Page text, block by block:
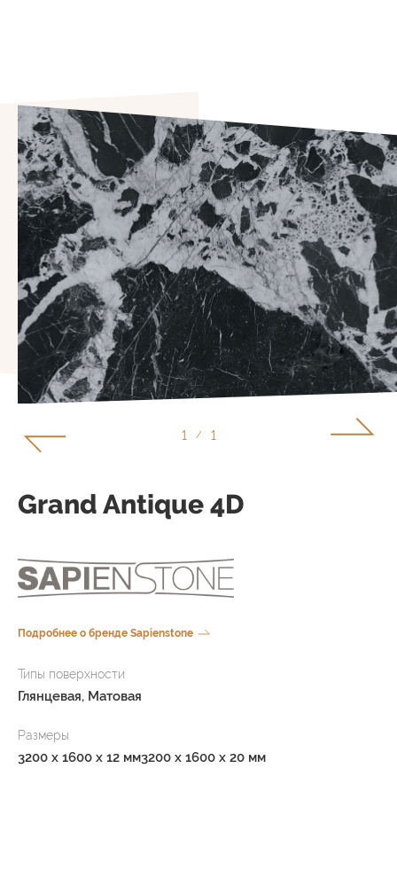
1 / 1
Grand Antique 4D
Подробнее о бренде Sapienstone
Типы поверхности
Глянцевая, Матовая
Размеры
3200 x 1600 x 12 мм3200 x 1600 x 20 мм